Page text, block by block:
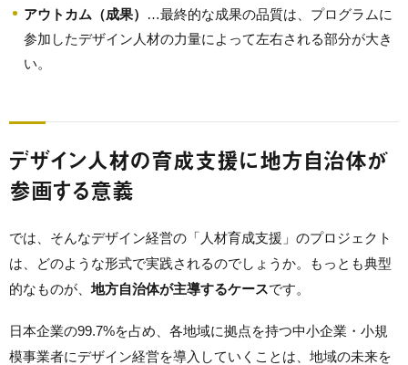
アウトカム（成果）
…最終的な成果の品質は、プログラムに
参加したデザイン人材の力量によって左右される部分が大き
い。
デザイン人材の育成支援に地方自治体が
参画する意義
では、そんなデザイン経営の「人材育成支援」のプロジェクト
は、どのような形式で実践されるのでしょうか。もっとも典型
的なものが、地方自治体が主導するケースです。
日本企業の99.7%を占め、各地域に拠点を持つ中小企業・小規
模事業者にデザイン経営を導入していくことは、地域の未来を